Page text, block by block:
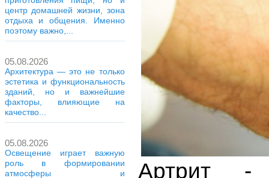
центр домашней жизни, зона
отдыха и общения. Именно
поэтому важно,...
05.08.2026
Архитектура — это не только
эстетика и функциональность
зданий, но и важнейшие
факторы, влияющие на
качество...
05.08.2026
Освещение играет важную
роль в формировании
атмосферы и
Артрит -